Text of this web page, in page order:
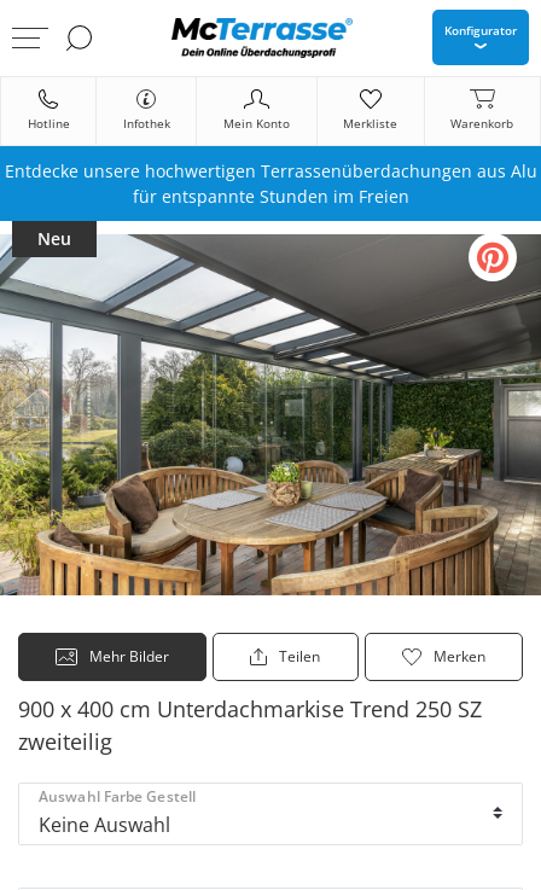
Konfigurator
Hotline Infothek Mein Konto Merkliste Warenkorb
Entdecke unsere hochwertigen Terrassenüberdachungen aus Alu
für entspannte Stunden im Freien
Neu
Mehr Bilder Teilen Merken
900 x 400 cm Unterdachmarkise Trend 250 SZ
zweiteilig
Auswahl Farbe Gestell